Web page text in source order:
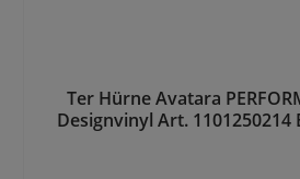
Ter Hürne Avatara
Designvinyl Art. 1101250214